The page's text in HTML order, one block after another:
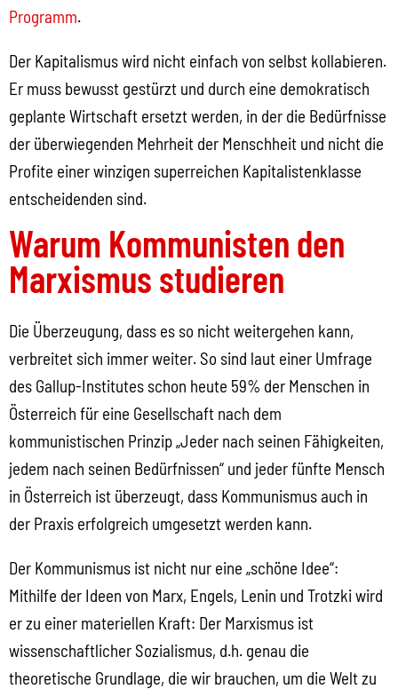
Programm.
Der Kapitalismus wird nicht einfach von selbst kollabieren.
Er muss bewusst gestürzt und durch eine demokratisch
geplante Wirtschaft ersetzt werden, in der die Bedürfnisse
der überwiegenden Mehrheit der Menschheit und nicht die
Profite einer winzigen superreichen Kapitalistenklasse
entscheidenden sind.
Warum Kommunisten den
Marxismus studieren
Die Überzeugung, dass es so nicht weitergehen kann,
verbreitet sich immer weiter. So sind laut einer Umfrage
des Gallup-Institutes schon heute 59% der Menschen in
Österreich für eine Gesellschaft nach dem
kommunistischen Prinzip „Jeder nach seinen Fähigkeiten,
jedem nach seinen Bedürfnissen“ und jeder fünfte Mensch
in Österreich ist überzeugt, dass Kommunismus auch in
der Praxis erfolgreich umgesetzt werden kann.
Der Kommunismus ist nicht nur eine „schöne Idee“:
Mithilfe der Ideen von Marx, Engels, Lenin und Trotzki wird
er zu einer materiellen Kraft: Der Marxismus ist
wissenschaftlicher Sozialismus, d.h. genau die
theoretische Grundlage, die wir brauchen, um die Welt zu